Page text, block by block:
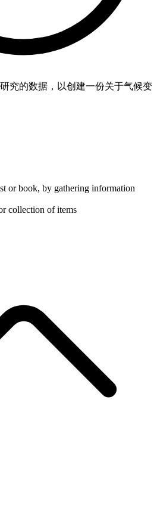
究的数据，以创建一份关于气候变
or book, by gathering information
collection of items